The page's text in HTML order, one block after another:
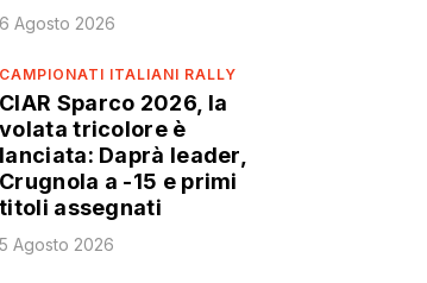
6 Agosto 2026
CAMPIONATI ITALIANI RALLY
CIAR Sparco 2026, la
volata tricolore è
lanciata: Daprà leader,
Crugnola a -15 e primi
titoli assegnati
5 Agosto 2026